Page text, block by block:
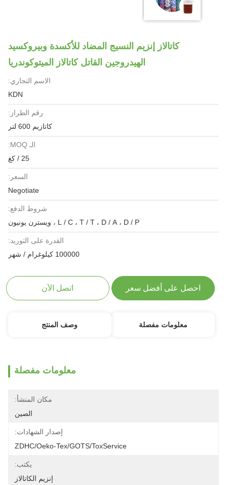
كاتالاز إنزيم النسيج المضاد للأكسدة وبيروكسيد
الهيدروجين القاتل كاتالاز الميتوكوندريا
الاسم التجاري:
KDN
رقم الطراز:
كاتازيم 600 لتر
الـ MOQ:
25 / كغ
السعر:
Negotiate
شروط الدفع:
L / C ، T / T ، D / A ، D / P ، ويسترن يونيون
القدرة على التوريد:
100000 كيلوغرام / شهر
احصل على أفضل سعر اتصل الآن
معلومات مفصلة وصف المنتج
معلومات مفصلة
مكان المنشأ:
الصين
إصدار الشهادات:
ZDHC/Oeko-Tex/GOTS/ToxService
يكتب:
إنزيم الكاتالاز